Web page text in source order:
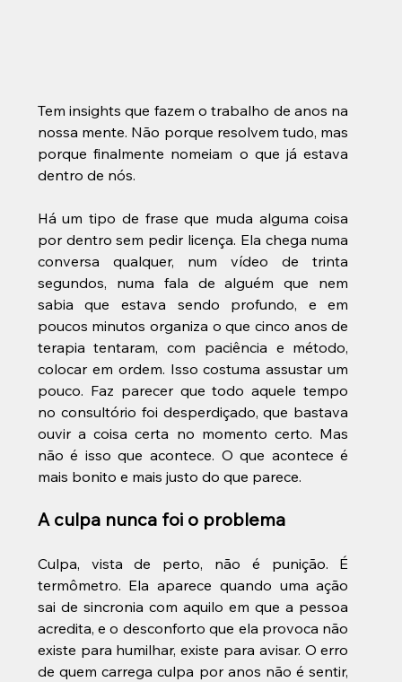
Tem insights que fazem o trabalho de anos na
nossa mente. Não porque resolvem tudo, mas
porque finalmente nomeiam o que já estava
dentro de nós.
Há um tipo de frase que muda alguma coisa
por dentro sem pedir licença. Ela chega numa
conversa qualquer, num vídeo de trinta
segundos, numa fala de alguém que nem
sabia que estava sendo profundo, e em
poucos minutos organiza o que cinco anos de
terapia tentaram, com paciência e método,
colocar em ordem. Isso costuma assustar um
pouco. Faz parecer que todo aquele tempo
no consultório foi desperdiçado, que bastava
ouvir a coisa certa no momento certo. Mas
não é isso que acontece. O que acontece é
mais bonito e mais justo do que parece.
A culpa nunca foi o problema
Culpa, vista de perto, não é punição. É
termômetro. Ela aparece quando uma ação
sai de sincronia com aquilo em que a pessoa
acredita, e o desconforto que ela provoca não
existe para humilhar, existe para avisar. O erro
de quem carrega culpa por anos não é sentir,